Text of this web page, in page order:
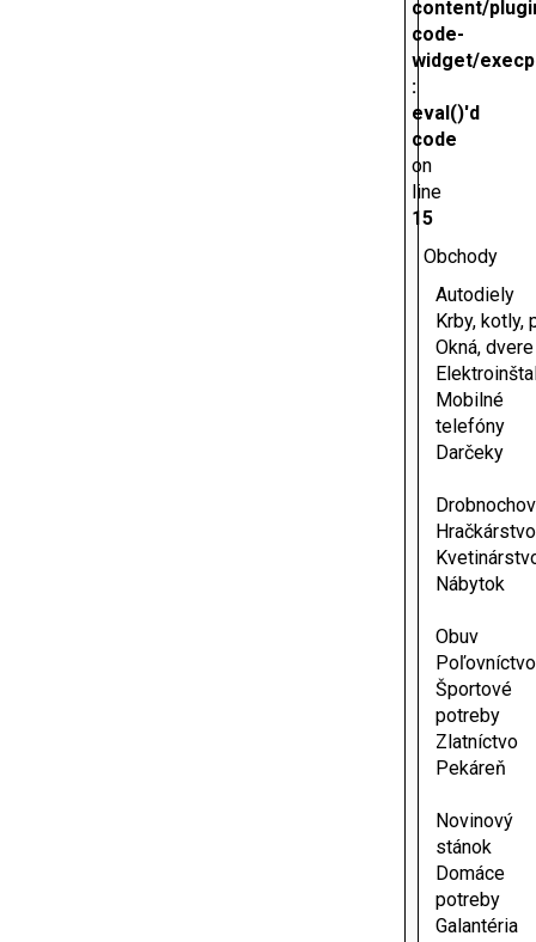
content/
code-
widget/
:
eval()'d
code
on
line
15
Obchody
Autodiely
Krby, kotly,
Okná, dvere
Mobilné
telefóny
Darčeky
Drobnochov
Hračkárstvo
Nábytok
Obuv
Poľovníctvo
Športové
potreby
Zlatníctvo
Pekáreň
Novinový
stánok
Domáce
potreby
Galantéria